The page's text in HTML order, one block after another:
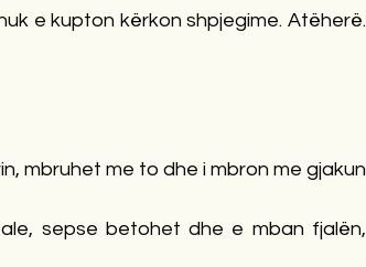
e kupton kërkon shpjegime. Atëherë.
mbruhet me to dhe i mbron me gjakun
sepse betohet dhe e mban fjalën,